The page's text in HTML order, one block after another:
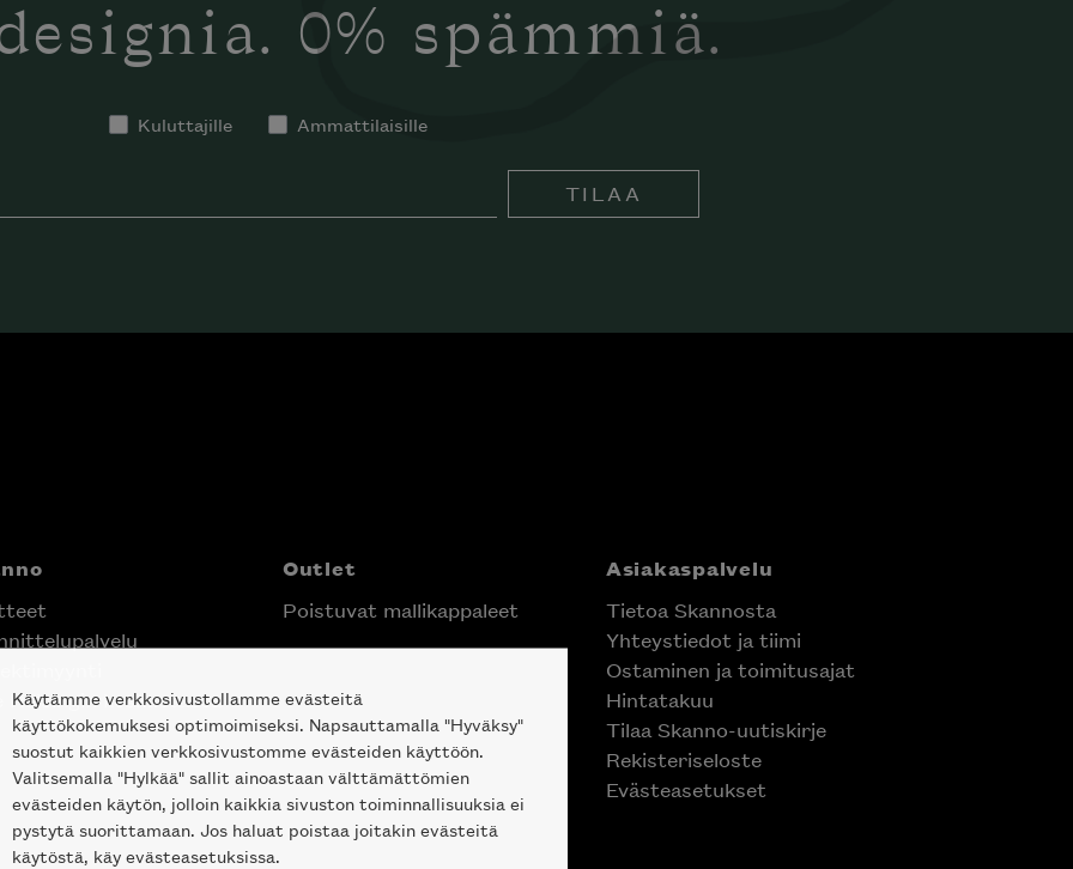
0% spämmiä.
Kuluttajille Ammattilaisille
TILAA
Helsingin keskustassa
Outlet
Poistuvat mallikappaleet
Asiakaspalvelu
Tietoa Skannosta
Yhteystiedot ja tiimi
Ostaminen ja toimitusajat
Hintatakuu
Tilaa Skanno-uutiskirje
Rekisteriseloste
Evästeasetukset
Käytämme verkkosivustollamme evästeitä
käyttökokemuksesi optimoimiseksi. Napsauttamalla "Hyväksy"
suostut kaikkien verkkosivustomme evästeiden käyttöön.
Valitsemalla "Hylkää" sallit ainoastaan välttämättömien
evästeiden käytön, jolloin kaikkia sivuston toiminnallisuuksia ei
pystytä suorittamaan. Jos haluat poistaa joitakin evästeitä
käytöstä, käy evästeasetuksissa.